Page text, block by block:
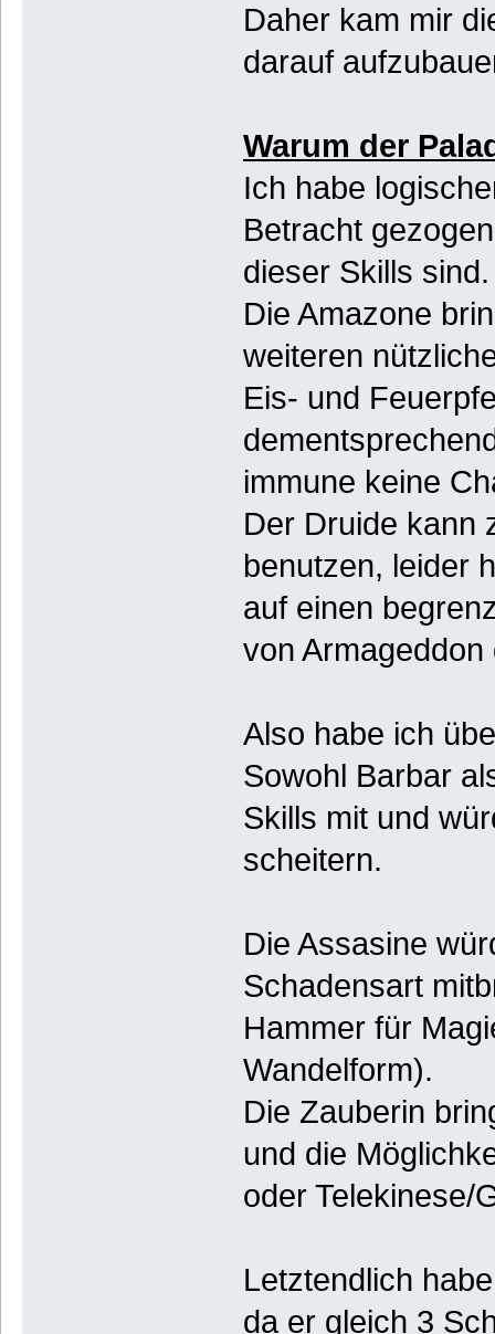
Daher kam mir
darauf
Warum der
Ich habe
Betracht
dieser Skills sind.
Die Amazone
weiteren
Eis- und
immune keine
Der Druide kann
benutzen, leider
auf einen
von
Also habe ich
Sowohl Barbar
Skills mit und
scheitern.
Die Assasine
Schadensart
Hammer für
Wandelform).
Die Zauberin
und die
oder Telekinese/
Letztendlich
da er gleich 3